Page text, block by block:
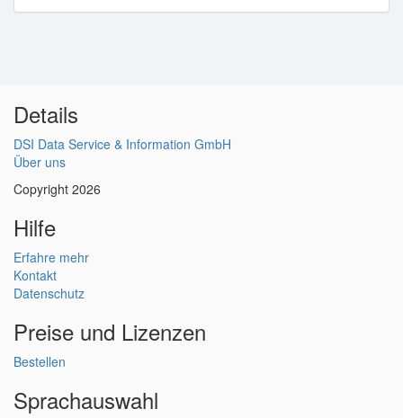
Details
DSI Data Service & Information GmbH
Über uns
Copyright 2026
Hilfe
Erfahre mehr
Kontakt
Datenschutz
Preise und Lizenzen
Bestellen
Sprachauswahl